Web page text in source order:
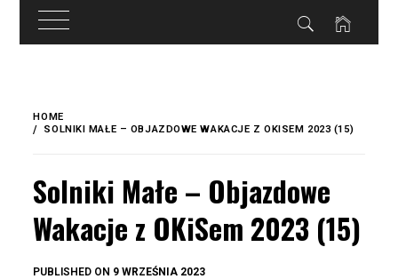
treści
content
HOME
SOLNIKI MAŁE – OBJAZDOWE WAKACJE Z OKISEM 2023 (15)
Solniki Małe – Objazdowe
Wakacje z OKiSem 2023 (15)
PUBLISHED ON 9 WRZEŚNIA 2023